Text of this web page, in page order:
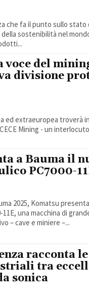
che fa il punto sullo stato
sostenibilità nel
voce del
divisione
ed extraeuropea troverà
Mining - un
a Bauma il
PC7000-
2025, Komatsu
una macchina di
– cave e miniere –...
racconta le
tra
sonica